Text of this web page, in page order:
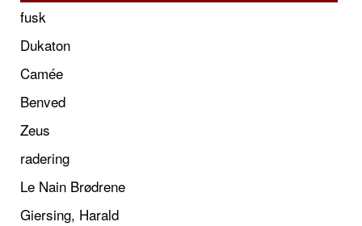
fusk
Dukaton
Camée
Benved
Zeus
radering
Le Nain Brødrene
Giersing, Harald